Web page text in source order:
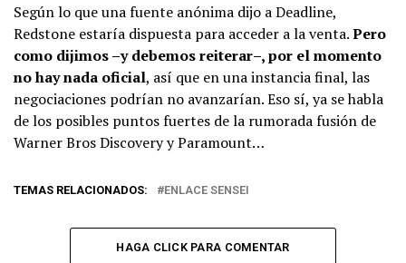
Según lo que una fuente anónima dijo a Deadline,
Redstone estaría dispuesta para acceder a la venta.Pero
como dijimos –y debemos reiterar–, por el momento
no hay nada oficial, así que en una instancia final, las
negociaciones podrían no avanzarían. Eso sí, ya se habla
de los posibles puntos fuertes de la rumorada fusión de
Warner Bros Discovery y Paramount…
TEMAS RELACIONADOS: ENLACE SENSEI
HAGA CLICK PARA COMENTAR